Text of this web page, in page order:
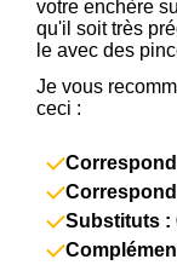
votre enchère
qu'il soit très
le avec des
Je vous
ceci :
Substituts :